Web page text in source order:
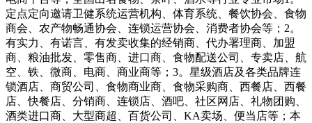
定点定向邀请卫健系统运营机构、体育系统、餐饮协会、食物
商会、农产物畅通协会、连锁运营协会、消费者协会等；2。
有实力、有诺言、有发卖收集的经销商、代办署理商、加盟
商、粮油批发、零售商、进口商、食物配送公司、专卖店、航
空、铁、微商、电商、商业商等；3。星级酒店及各类品牌连
锁酒店、商贸公司、食物商业商、食物采购商、西餐店、西餐
店、快餐店、分销商、连锁店、酒吧、社区网店、礼物团购、
酒类进口商、大型商超、百货公司、KA卖场、便当店等；本